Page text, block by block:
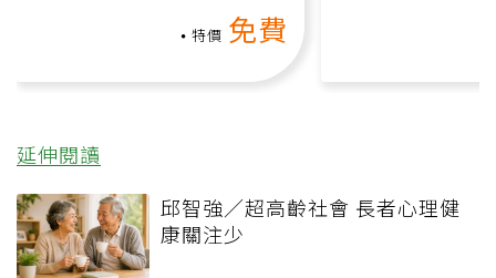
特價 免費
延伸閱讀
邱智強／超高齡社會 長者心理健
康關注少